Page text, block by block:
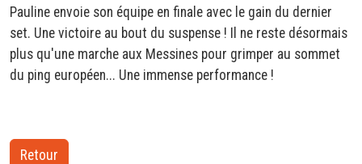
Pauline envoie son équipe en finale avec le gain du dernier
set. Une victoire au bout du suspense ! Il ne reste désormais
plus qu'une marche aux Messines pour grimper au sommet
du ping européen... Une immense performance !
Retour